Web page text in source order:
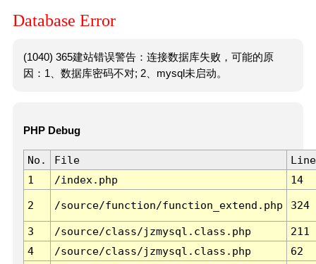
Database Error
(1040) 365建站错误警告：连接数据库失败，可能的原
因：1、数据库密码不对; 2、mysql未启动。
PHP Debug
No. File
Line
1
/index.php 14
2 /source/function/function_extend.php 324
3 /source/class/jzmysql.class.php
211
4
/source/class/jzmysql.class.php
62